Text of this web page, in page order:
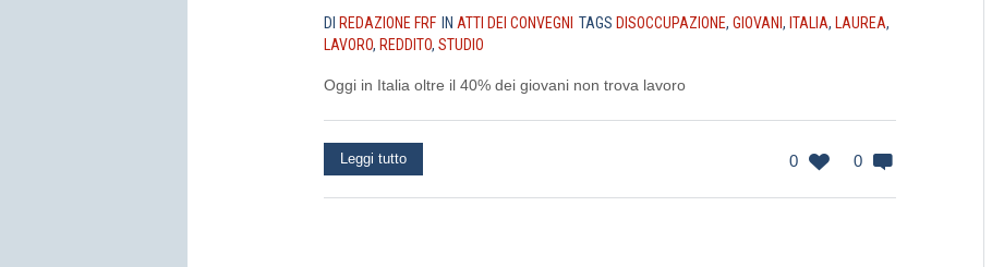
DI REDAZIONE FRF IN ATTI DEI CONVEGNI TAGS DISOCCUPAZIONE, GIOVANI , ITALIA, LAUREA,
LAVORO, REDDITO, STUDIO
Oggi in Italia oltre il 40% dei giovani non trova lavoro
0 0
Leggi tutto